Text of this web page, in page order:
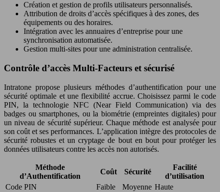
Création et gestion de profils utilisateurs personnalisés.
Attribution de droits d’accès spécifiques à des zones, des
équipements ou des horaires.
Intégration avec les annuaires d’entreprise pour une
synchronisation automatisée.
Gestion multi-sites pour une administration centralisée.
Contrôle d’accès Multi-Facteurs et sécurisé
Intratone propose plusieurs méthodes d’authentification pour une
sécurité optimale et une flexibilité accrue. Choisissez parmi le code
PIN, la technologie NFC (Near Field Communication) via des
badges ou smartphones, ou la biométrie (empreintes digitales) pour
un niveau de sécurité supérieur. Chaque méthode est analysée pour
son coût et ses performances. L’application intègre des protocoles de
sécurité robustes et un cryptage de bout en bout pour protéger les
données utilisateurs contre les accès non autorisés.
Méthode
d’Authentification
Coût Sécurité
Facilité
d’utilisation
Code PIN
Faible Moyenne Haute